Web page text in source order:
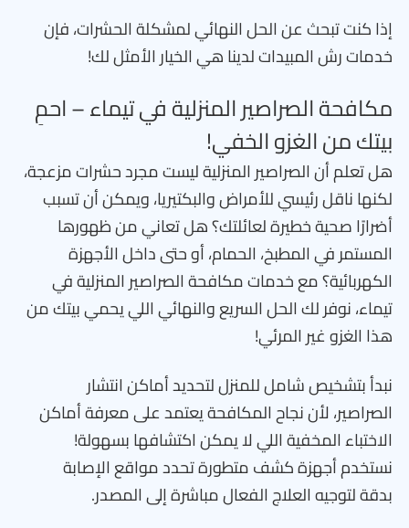
إذا كنت تبحث عن الحل النهائي لمشكلة الحشرات، فإن
خدمات رش المبيدات لدينا هي الخيار الأمثل لك!
مكافحة الصراصير المنزلية في تيماء – احمِ
بيتك من الغزو الخفي!
هل تعلم أن الصراصير المنزلية ليست مجرد حشرات مزعجة،
لكنها ناقل رئيسي للأمراض والبكتيريا، ويمكن أن تسبب
أضرارًا صحية خطيرة لعائلتك؟ هل تعاني من ظهورها
المستمر في المطبخ، الحمام، أو حتى داخل الأجهزة
الكهربائية؟ مع خدمات مكافحة الصراصير المنزلية في
تيماء، نوفر لك الحل السريع والنهائي اللي يحمي بيتك من
هذا الغزو غير المرئي!
نبدأ بتشخيص شامل للمنزل لتحديد أماكن انتشار
الصراصير، لأن نجاح المكافحة يعتمد على معرفة أماكن
الاختباء المخفية اللي لا يمكن اكتشافها بسهولة!
نستخدم أجهزة كشف متطورة تحدد مواقع الإصابة
بدقة لتوجيه العلاج الفعال مباشرة إلى المصدر.